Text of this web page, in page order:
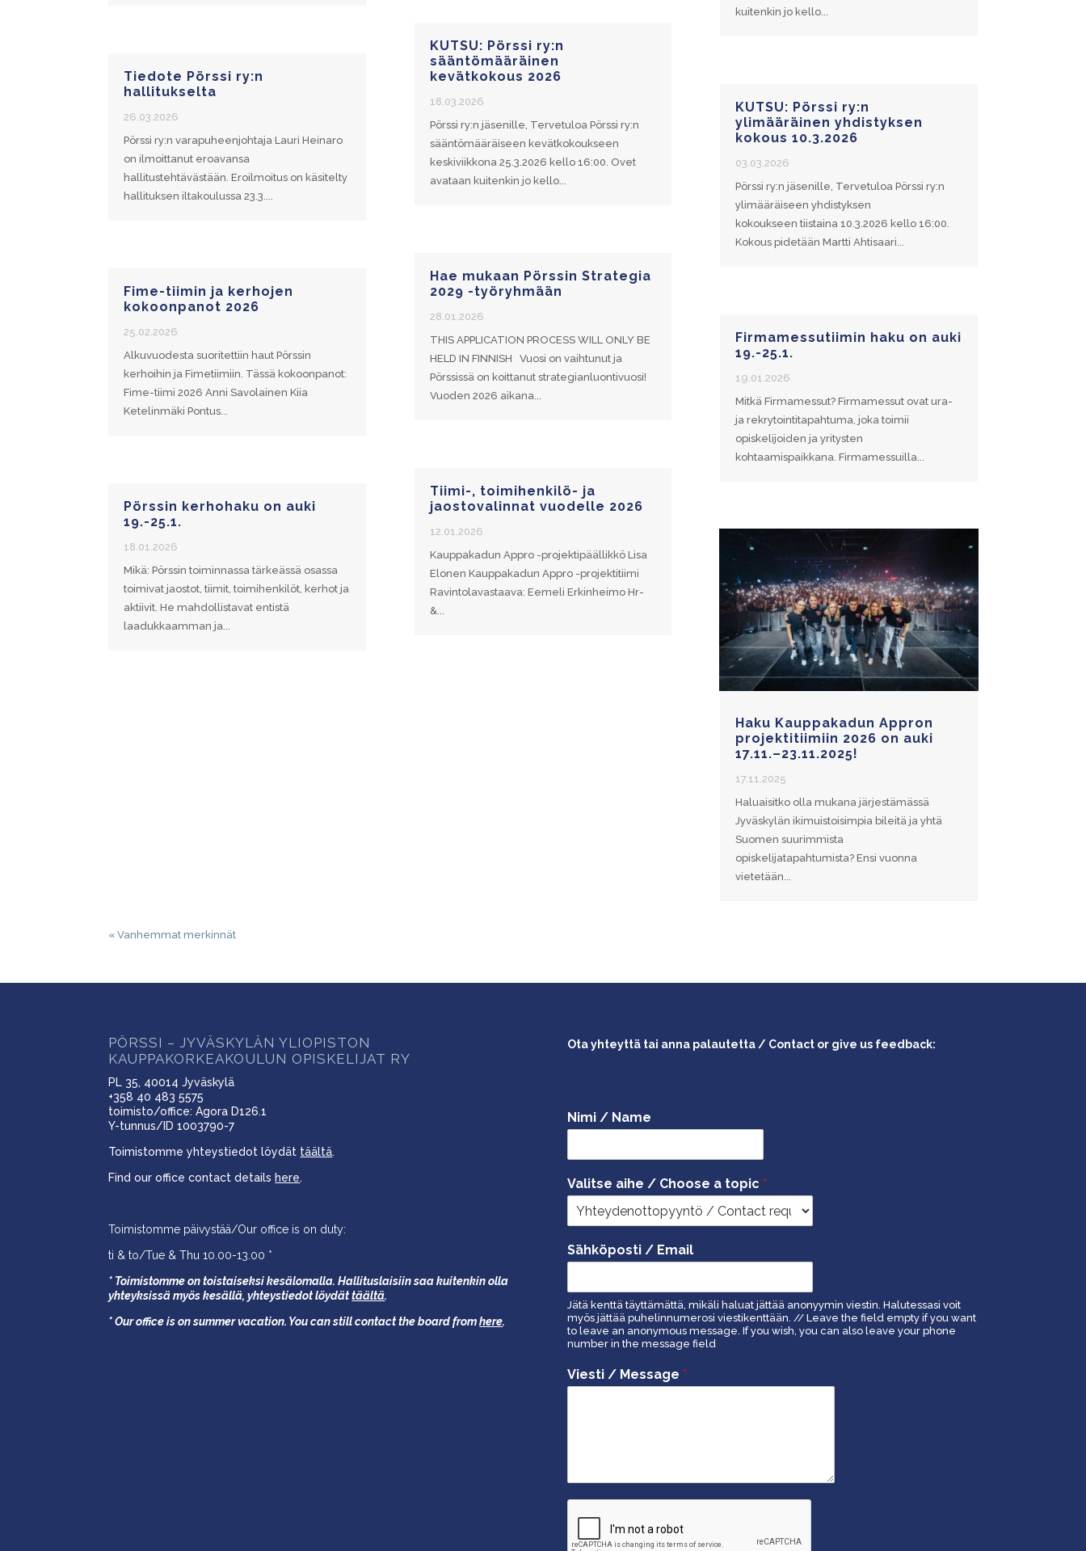
Tiedote Pörssi ry:n
hallitukselta
26.03.2026
Pörssi ry:n varapuheenjohtaja Lauri Heinaro
on ilmoittanut eroavansa
hallitustehtävästään. Eroilmoitus on käsitelty
hallituksen iltakoulussa 23.3....
Fime-tiimin ja kerhojen
kokoonpanot 2026
25.02.2026
Alkuvuodesta suoritettiin haut Pörssin
kerhoihin ja Fimetiimiin. Tässä kokoonpanot:
Fime-tiimi 2026 Anni Savolainen Kiia
Ketelinmäki Pontus...
Pörssin kerhohaku on auki
19.-25.1.
18.01.2026
Mikä: Pörssin toiminnassa tärkeässä osassa
toimivat jaostot, tiimit, toimihenkilöt, kerhot ja
aktiivit. He mahdollistavat entistä
laadukkaamman ja...
KUTSU: Pörssi ry:n
sääntömääräinen
kevätkokous 2026
18.03.2026
Pörssi ry:n jäsenille, Tervetuloa Pörssi ry:n
sääntömääräiseen kevätkokoukseen
keskiviikkona 25.3.2026 kello 16:00. Ovet
avataan kuitenkin jo kello...
Hae mukaan Pörssin Strategia
2029 -työryhmään
28.01.2026
THIS APPLICATION PROCESS WILL ONLY BE
HELD IN FINNISH Vuosi on vaihtunut ja
Pörssissä on koittanut strategianluontivuosi!
Vuoden 2026 aikana...
Tiimi-, toimihenkilö- ja
jaostovalinnat vuodelle 2026
12.01.2026
Kauppakadun Appro -projektipäällikkö Lisa
Elonen Kauppakadun Appro -projektitiimi
Ravintolavastaava: Eemeli Erkinheimo Hr-
&...
kuitenkin jo kello...
KUTSU: Pörssi ry:n
ylimääräinen yhdistyksen
kokous 10.3.2026
03.03.2026
Pörssi ry:n jäsenille, Tervetuloa Pörssi ry:n
ylimääräiseen yhdistyksen
kokoukseen tiistaina 10.3.2026 kello 16:00.
Kokous pidetään Martti Ahtisaari...
Firmamessutiimin haku on auki
19.-25.1.
19.01.2026
Mitkä Firmamessut? Firmamessut ovat ura-
ja rekrytointitapahtuma, joka toimii
opiskelijoiden ja yritysten
kohtaamispaikkana. Firmamessuilla...
Haku Kauppakadun Appron
projektitiimiin 2026 on auki
17.11.–23.11.2025!
17.11.2025
Haluaisitko olla mukana järjestämässä
Jyväskylän ikimuistoisimpia bileitä ja yhtä
Suomen suurimmista
opiskelijatapahtumista? Ensi vuonna
vietetään...
« Vanhemmat merkinnät
PÖRSSI – JYVÄSKYLÄN YLIOPISTON
KAUPPAKORKEAKOULUN OPISKELIJAT RY
PL 35, 40014 Jyväskylä
+358 40 483 5575
toimisto/office: Agora D126.1
Y-tunnus/ID 1003790-7
Toimistomme yhteystiedot löydät täältä.
Find our office contact details here.
Toimistomme päivystää/Our office is on duty:
ti & to/Tue & Thu 10.00-13.00 *
* Toimistomme on toistaiseksi kesälomalla. Hallituslaisiin saa kuitenkin olla
yhteyksissä myös kesällä,yhteystiedot löydättäältä.
* Our office is on summer vacation. You can still contact the board fromhere.
Ota yhteyttä tai anna palautetta / Contact or give us feedback:
Nimi / Name
Valitse aihe / Choose a topic *
Sähköposti / Email
Jätä kenttä täyttämättä, mikäli haluat jättää anonyymin viestin. Halutessasi voit
myös jättää puhelinnumerosi viestikenttään. // Leave the field empty if you want
to leave an anonymous message. If you wish, you can also leave your phone
number in the message field
Viesti / Message *